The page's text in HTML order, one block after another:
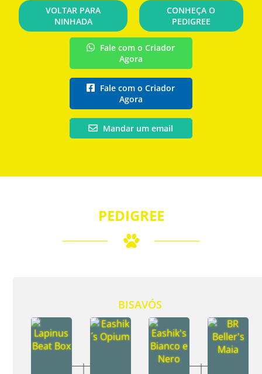
VOLTAR PARA
NINHADA
CONHEÇA O
PEDIGREE
Fale com o Criador
Agora
Fale com o Criador
Agora
Mandar um email
PEDIGREE
BISAVÓS